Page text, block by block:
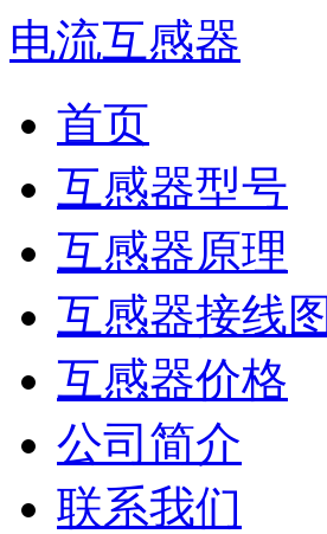
电流互感器
首页
互感器型号
互感器原理
互感器接线图
互感器价格
公司简介
联系我们